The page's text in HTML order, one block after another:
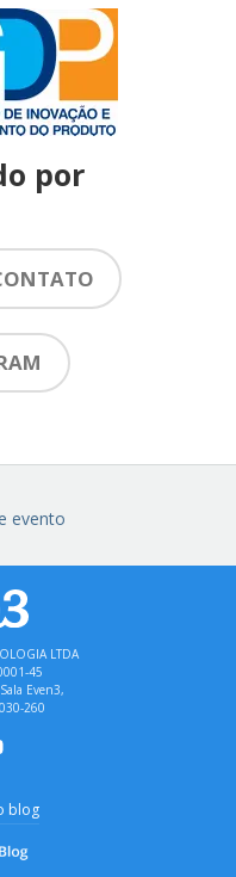
por
evento
LTDA
45
Even3,
260
blog